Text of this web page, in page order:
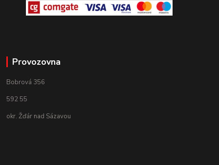
Provozovna
Bobrová 356
592 55
okr. Žďár nad Sázavou